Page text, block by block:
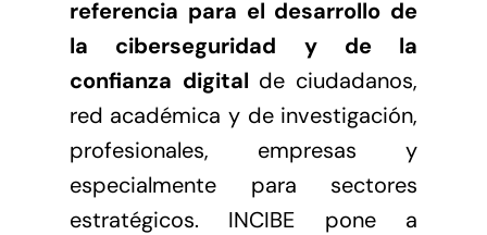
referencia para el desarrollo de
la ciberseguridad y de la
confianza digital de ciudadanos,
red académica y de investigación,
profesionales, empresas y
especialmente para sectores
estratégicos. INCIBE pone a